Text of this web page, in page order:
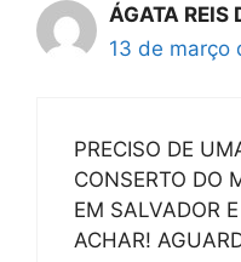
ÁGATA REIS
13 de março
PRECISO DE
CONSERTO DO
EM SALVADOR
ACHAR!